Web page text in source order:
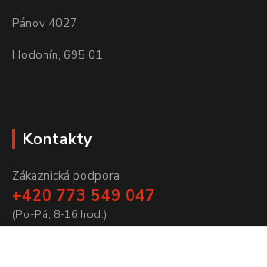
Pánov 4027
Hodonín, 695 01
Kontakty
Zákaznická podpora
+420 773 549 047
(Po-Pá, 8-16 hod.)